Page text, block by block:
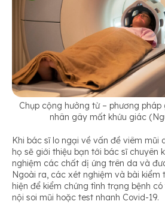
Chụp cộng hưởng từ – phương
nhân gây mất khứu giác
Khi bác sĩ lo ngại về vấn đề viêm mũi
họ sẽ giới thiệu bạn tới bác sĩ chuyên
nghiệm các chất dị ứng trên da và
Ngoài ra, các xét nghiệm và bài kiểm
hiện để kiểm chứng tình trạng bệnh
nội soi mũi hoặc test nhanh Covid-19.